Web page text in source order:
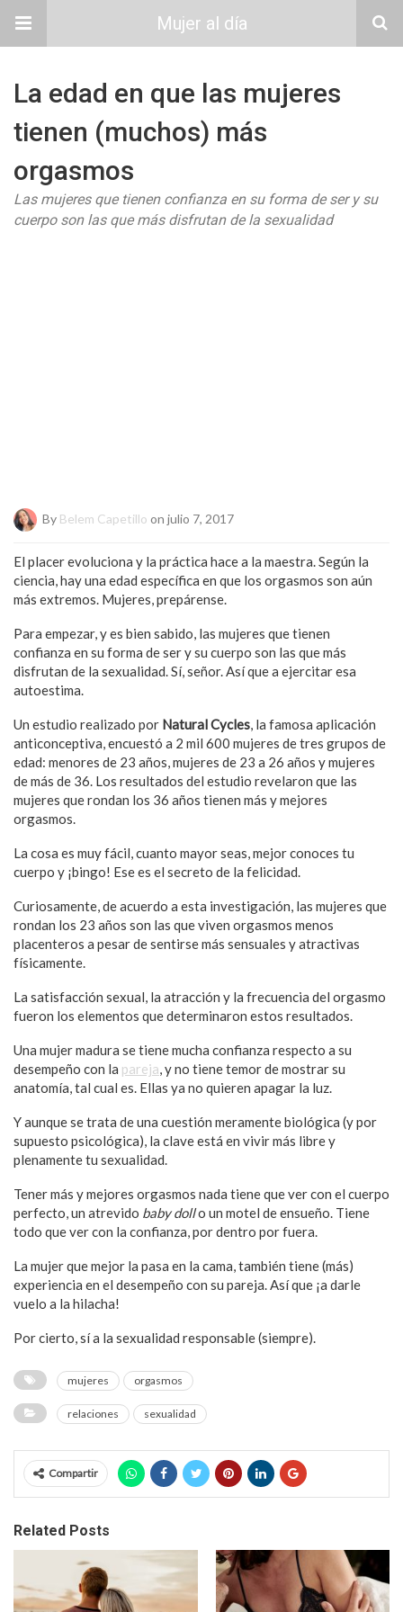
Mujer al día
La edad en que las mujeres
tienen (muchos) más
orgasmos
Las mujeres que tienen confianza en su forma de ser y su
cuerpo son las que más disfrutan de la sexualidad
By Belem Capetillo on julio 7, 2017
El placer evoluciona y la práctica hace a la maestra. Según la
ciencia, hay una edad específica en que los orgasmos son aún
más extremos. Mujeres, prepárense.
Para empezar, y es bien sabido, las mujeres que tienen
confianza en su forma de ser y su cuerpo son las que más
disfrutan de la sexualidad. Sí, señor. Así que a ejercitar esa
autoestima.
Un estudio realizado por NaturalCycles, la famosa aplicación
anticonceptiva, encuestó a 2 mil 600 mujeres de tres grupos de
edad: menores de 23 años, mujeres de 23 a 26 años y mujeres
de más de 36. Los resultados del estudio revelaron que las
mujeres que rondan los 36 años tienen más y mejores
orgasmos.
La cosa es muy fácil, cuanto mayor seas, mejor conoces tu
cuerpo y ¡bingo! Ese es el secreto de la felicidad.
Curiosamente, de acuerdo a esta investigación, las mujeres que
rondan los 23 años son las que viven orgasmos menos
placenteros a pesar de sentirse más sensuales y atractivas
físicamente.
La satisfacción sexual, la atracción y la frecuencia del orgasmo
fueron los elementos que determinaron estos resultados.
Una mujer madura se tiene mucha confianza respecto a su
desempeño con la pareja, y no tiene temor de mostrar su
anatomía, tal cual es. Ellas ya no quieren apagar la luz.
Y aunque se trata de una cuestión meramente biológica (y por
supuesto psicológica), la clave está en vivir más libre y
plenamente tu sexualidad.
Tener más y mejores orgasmos nada tiene que ver con el cuerpo
perfecto, un atrevido baby dollo un motel de ensueño. Tiene
todo que ver con la confianza, por dentro por fuera.
La mujer que mejor la pasa en la cama, también tiene (más)
experiencia en el desempeño con su pareja. Así que ¡a darle
vuelo a la hilacha!
Por cierto, sí a la sexualidad responsable (siempre).
mujeres orgasmos
relaciones sexualidad
Compartir
Related Posts